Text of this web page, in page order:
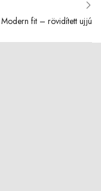
Modern fit – rövidített ujjú